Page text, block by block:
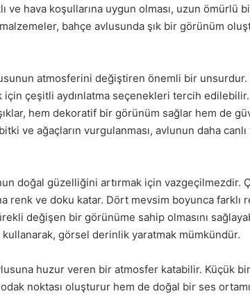
ve hava koşullarına uygun olması, uzun ömürlü
bahçe avlusunda şık bir görünüm
atmosferini değiştiren önemli bir
için çeşitli aydınlatma seçenekleri tercih
hem dekoratif bir görünüm sağlar hem de
ve ağaçların vurgulanması, avlunun daha
doğal güzelliğini artırmak için vazgeçilmezdir.
renk ve doku katar. Dört mevsim boyunca
değişen bir görünüme sahip olmasını
görsel derinlik yaratmak mümkündür.
huzur veren bir atmosfer katabilir. Küçük
noktası oluşturur hem de doğal bir ses